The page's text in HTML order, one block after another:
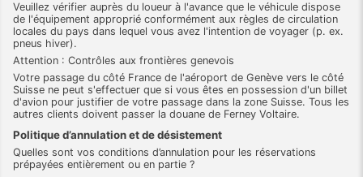
Veuillez vérifier auprès du loueur à l'avance que le véhicule dispose
de l'équipement approprié conformément aux règles de circulation
locales du pays dans lequel vous avez l'intention de voyager (p. ex.
pneus hiver).
Attention : Contrôles aux frontières genevois
Votre passage du côté France de l'aéroport de Genève vers le côté
Suisse ne peut s'effectuer que si vous êtes en possession d'un billet
d'avion pour justifier de votre passage dans la zone Suisse. Tous les
autres clients doivent passer la douane de Ferney Voltaire.
Politique d’annulation et de désistement
Quelles sont vos conditions d’annulation pour les réservations
prépayées entièrement ou en partie ?